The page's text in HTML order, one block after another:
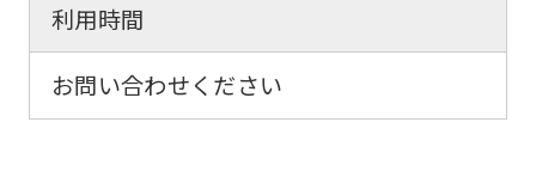
利用時間
お問い合わせください